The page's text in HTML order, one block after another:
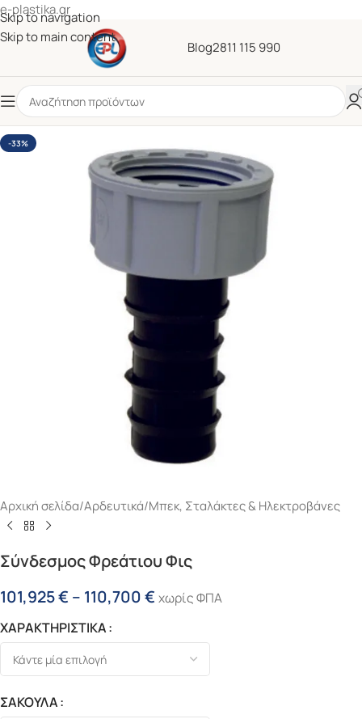
e-plastika.gr
Skip to navigation
Skip to main content
Blog2811 115 990
-33%
Αρχική σελίδα/Αρδευτικά/Μπεκ, Σταλάκτες & Ηλεκτροβάνες
Σύνδεσμος Φρεάτιου Φις
101,925€ – 110,700€ χωρίς ΦΠΑ
ΧΑΡΑΚΤΗΡΙΣΤΙΚΑ
ΣΑΚΟΥΛΑ